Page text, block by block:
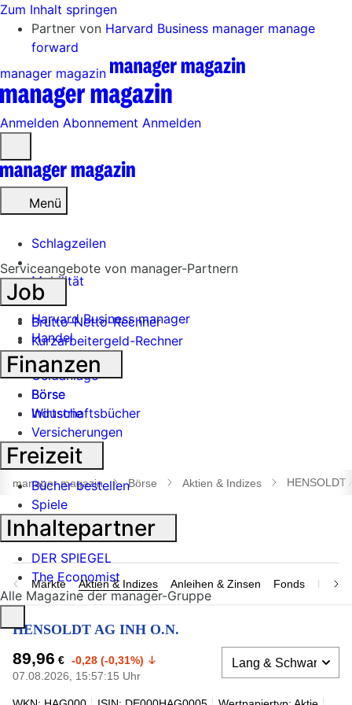
Zum Inhalt springen
Partner von Harvard Business manager manage
forward
manager magazin
Anmelden Abonnement Anmelden
öffnen
Menü
Schlagzeilen
Mobilität
Tech
Harvard Business manager
Handel
Banken
Geldanlage
Börse
Industrie
Suche
öffnen
manager magazin Börse Aktien & Indizes HENSOLDT
Märkte Aktien & Indizes Anleihen & Zinsen Fonds
HENSOLDT AG INH O.N.
89,96 € -0,28 (-0,31%)
07.08.2026, 15:57:15 Uhr
Serviceangebote von manager-Partnern
Job
Brutto-Netto-Rechner
Kurzarbeitergeld-Rechner
Finanzen
Börse
Wirtschaftsbücher
Versicherungen
Freizeit
Bücher bestellen
Spiele
Inhaltepartner
DER SPIEGEL
The Economist
Alle Magazine der manager-Gruppe